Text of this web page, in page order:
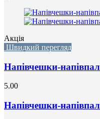
Акція
Швидкий перегляд
Напівчешки-
5.00
Напівчешки-